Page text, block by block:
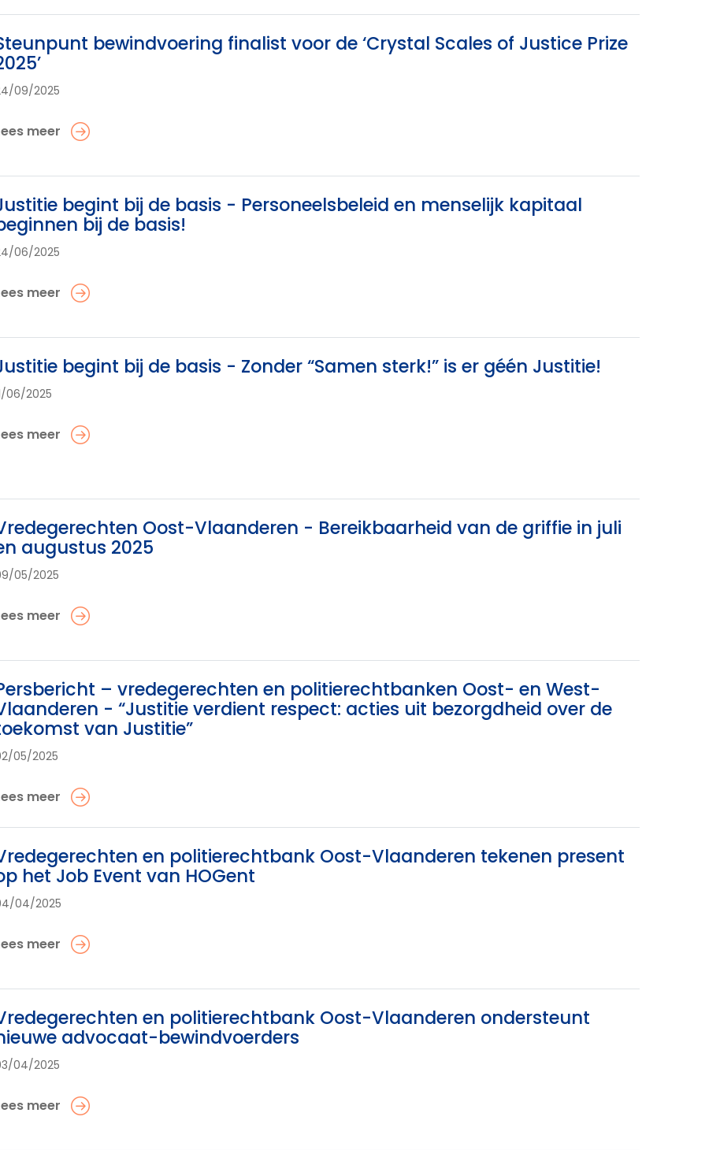
bewindvoering finalist voor de ‘Crystal Scales of Justice Prize
09/2025
meer
begint bij de basis - Personeelsbeleid en menselijk kapitaal
bij de basis!
06/2025
meer
begint bij de basis - Zonder “Samen sterk!” is er géén Justitie!
06/2025
meer
Oost-Vlaanderen - Bereikbaarheid van de griffie in juli
augustus 2025
05/2025
meer
– vredegerechten en politierechtbanken Oost- en West-
- “Justitie verdient respect: acties uit bezorgdheid over de
van Justitie”
05/2025
meer
en politierechtbank Oost-Vlaanderen tekenen present
het Job Event van HOGent
04/2025
meer
en politierechtbank Oost-Vlaanderen ondersteunt
advocaat-bewindvoerders
04/2025
meer